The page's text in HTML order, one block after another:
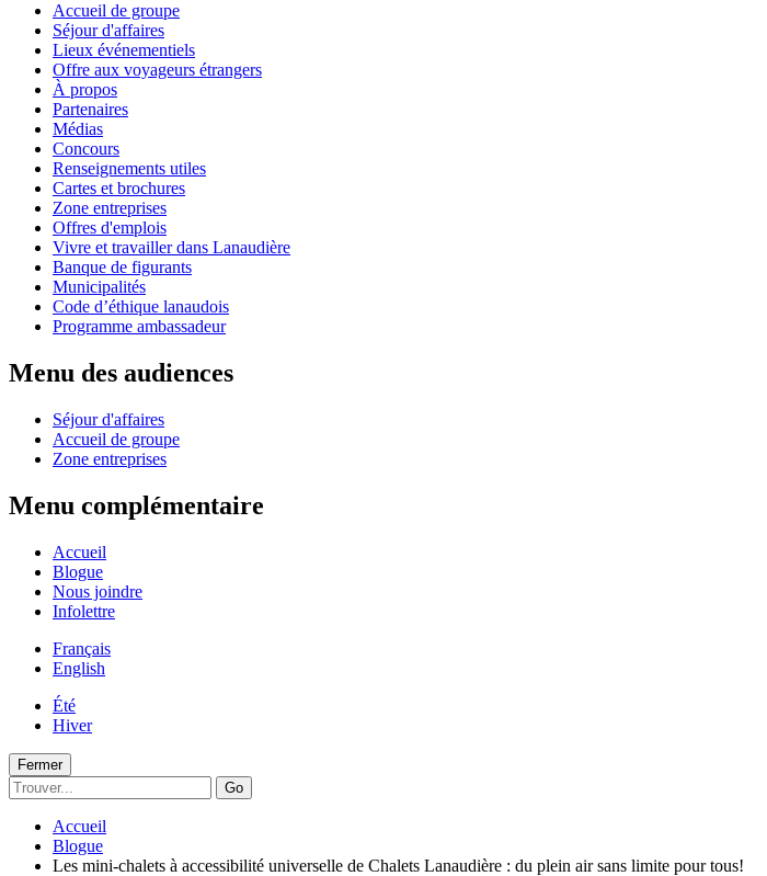
Accueil de groupe
Séjour d'affaires
Lieux événementiels
Offre aux voyageurs étrangers
À propos
Partenaires
Médias
Concours
Renseignements utiles
Cartes et brochures
Zone entreprises
Offres d'emplois
Vivre et travailler dans Lanaudière
Banque de figurants
Municipalités
Code d’éthique lanaudois
Programme ambassadeur
Menu des audiences
Séjour d'affaires
Accueil de groupe
Zone entreprises
Menu complémentaire
Accueil
Blogue
Nous joindre
Infolettre
Français
English
Été
Hiver
Fermer
Go
Accueil
Blogue
Les mini-chalets à accessibilité universelle de Chalets Lanaudière : du plein air sans limite pour tous!